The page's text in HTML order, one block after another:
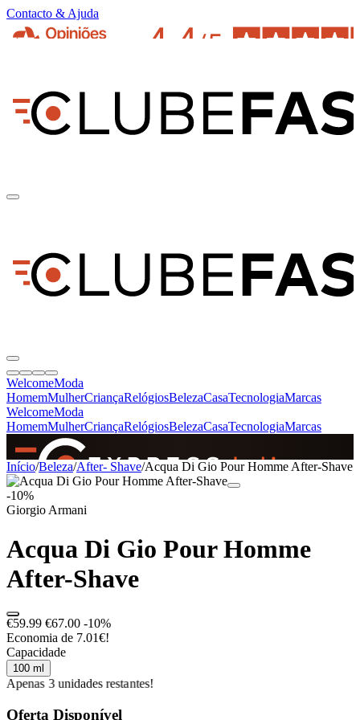
Contacto & Ajuda
WelcomeModa
HomemMulherCriançaRelógiosBelezaCasaTecnologiaMarcas
WelcomeModa
HomemMulherCriançaRelógiosBelezaCasaTecnologiaMarcas
SINCE 2005
Início/Beleza/After- Shave/Acqua Di Gio Pour Homme After-Shave
-10%
Giorgio Armani
Acqua Di Gio Pour Homme
After-Shave
€59.99 €67.00 -10%
Economia de 7.01€!
Capacidade
100 ml
Apenas 3 unidades restantes!
Oferta Disponível